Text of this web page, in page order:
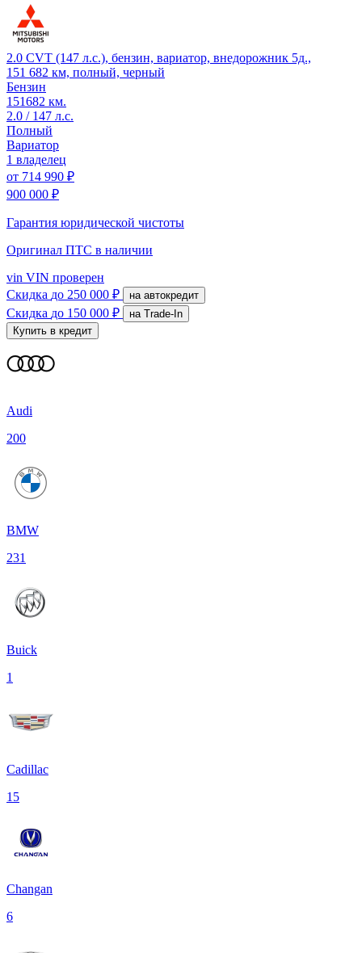
2.0 CVT (147 л.с.), бензин, вариатор, внедорожник 5д.,
151 682 км, полный, черный
Бензин
151682 км.
2.0 / 147 л.с.
Полный
Вариатор
1 владелец
от 714 990 ₽
900 000 ₽
Гарантия юридической чистоты
Оригинал ПТС в наличии
vin VIN проверен
Скидка до 250 000 ₽ на автокредит
Скидка до 150 000 ₽
на Trade-In
Купить в кредит
Audi
200
BMW
231
Buick
1
Cadillac
15
Changan
6